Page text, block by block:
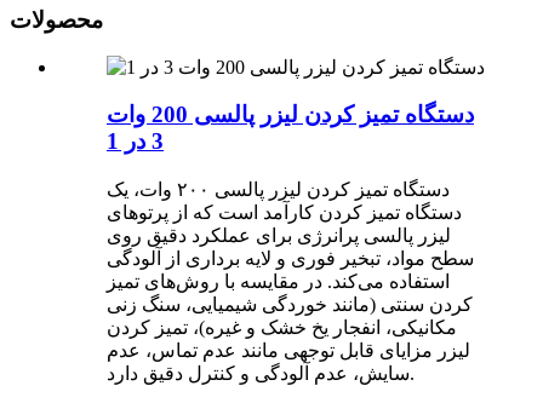
محصولات
دستگاه تمیز کردن لیزر پالسی 200 وات
3 در 1
دستگاه تمیز کردن لیزر پالسی ۲۰۰ وات، یک
دستگاه تمیز کردن کارآمد است که از پرتوهای
لیزر پالسی پرانرژی برای عملکرد دقیق روی
سطح مواد، تبخیر فوری و لایه برداری از آلودگی
استفاده می‌کند. در مقایسه با روش‌های تمیز
کردن سنتی (مانند خوردگی شیمیایی، سنگ زنی
مکانیکی، انفجار یخ خشک و غیره)، تمیز کردن
لیزر مزایای قابل توجهی مانند عدم تماس، عدم
سایش، عدم آلودگی و کنترل دقیق دارد.